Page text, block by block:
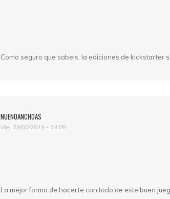
Como seguro que sabeis, la ediciones de kickstarter
NUENOANCHOAS
Vie, 29/03/2019 - 14:08
La mejor forma de hacerte con todo de este buen